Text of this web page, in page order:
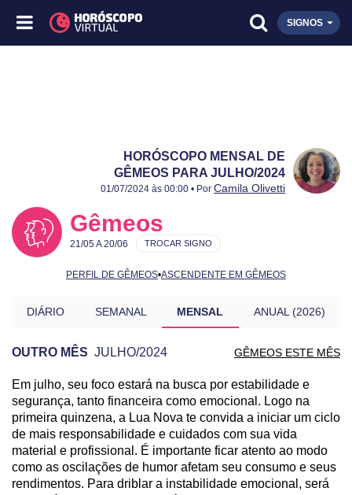
SIGNOS
HORÓSCOPO MENSAL DE
GÊMEOS PARA JULHO/2024
Publicado:
Julho/2024
Atualizado:
Julho/2024
01/07/2024 às 00:00 • Por Camila Olivetti
Gêmeos
21/05 A 20/06
PERFIL DE GÊMEOS•ASCENDENTE EM GÊMEOS
TROCAR SIGNO
DIÁRIO SEMANAL MENSAL ANUAL (2026)
OUTRO MÊS JULHO/2024 GÊMEOS ESTE MÊS
PREVISÃO DE GÊMEOS PARA OUTRO MÊS
Em julho, seu foco estará na busca por estabilidade e
segurança, tanto financeira como emocional. Logo na
primeira quinzena, a Lua Nova te convida a iniciar um ciclo
de mais responsabilidade e cuidados com sua vida
material e profissional. É importante ficar atento ao modo
como as oscilações de humor afetam seu consumo e seus
rendimentos. Para driblar a instabilidade emocional, será